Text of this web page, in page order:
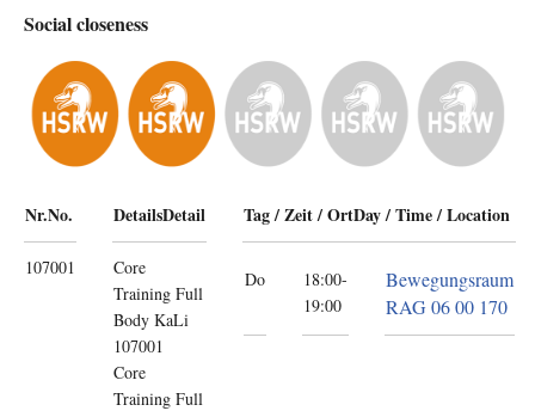
Social closeness
Nr.No. DetailsDetail Tag / Zeit / OrtDay / Time / Location
107001
Core
Training Full
Body KaLi
107001
Core
Training Full
Do
18:00-
19:00
Bewegungsraum
RAG 06 00 170